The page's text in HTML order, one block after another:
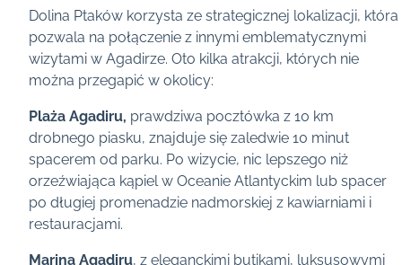
Dolina Ptaków korzysta ze strategicznej lokalizacji, która
pozwala na połączenie z innymi emblematycznymi
wizytami w Agadirze. Oto kilka atrakcji, których nie
można przegapić w okolicy:
Plaża Agadiru, prawdziwa pocztówka z 10 km
drobnego piasku, znajduje się zaledwie 10 minut
spacerem od parku. Po wizycie, nic lepszego niż
orzeźwiająca kąpiel w Oceanie Atlantyckim lub spacer
po długiej promenadzie nadmorskiej z kawiarniami i
restauracjami.
Marina Agadiru, z eleganckimi butikami, luksusowymi